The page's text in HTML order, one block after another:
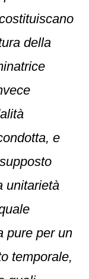
della
e
unitarietà
pure per un
temporale,